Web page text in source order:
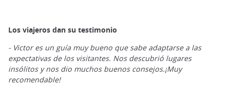
Los viajeros dan su testimonio
- Victor es un guía muy bueno que sabe adaptarse a las
expectativas de los visitantes. Nos descubrió lugares
insólitos y nos dio muchos buenos consejos.¡Muy
recomendable!